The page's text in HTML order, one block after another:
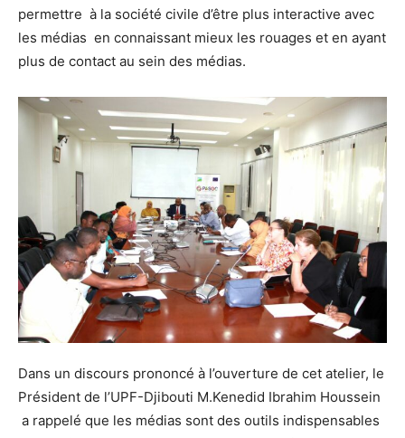
permettre à la société civile d’être plus interactive avec
les médias en connaissant mieux les rouages et en ayant
plus de contact au sein des médias.
Dans un discours prononcé à l’ouverture de cet atelier, le
Président de l’UPF-Djibouti M.Kenedid Ibrahim Houssein
a rappelé que les médias sont des outils indispensables